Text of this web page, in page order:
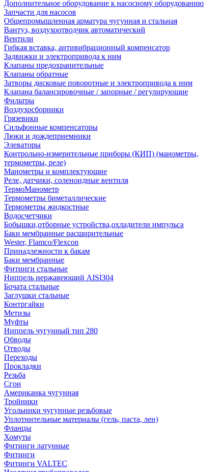
Дополнительное оборудование к насосному оборудованию
Запчасти для насосов
Общепромышленная арматура чугунная и стальная
Вантуз, воздухоотводчик автоматический
Вентили
Гибкая вставка, антивибрационный компенсатор
Задвижки и электропривода к ним
Клапаны предохранительные
Клапаны обратные
Затворы дисковые поворотные и электропривода к ним
Клапана балансировочные / запорные / регулирующие
Фильтры
Воздухосборники
Грязевики
Сильфонные компенсаторы
Люки и дождеприемники
Элеваторы
Контрольно-измерительные приборы (КИП) (манометры,
термометры, реле)
Манометры и комплектующие
Реле, датчики, соленоидные вентиля
ТермоМанометр
Термометры биметаллические
Термометры жидкостные
Водосчетчики
Бобышки,отборные устройства,охладители импульса
Баки мембранные расширительные
Wester, Flamco/Flexcon
Принадлежности к бакам
Баки мембранные
Фитинги стальные
Ниппель нержавеющий AISI304
Бочата стальные
Заглушки стальные
Контргайки
Метизы
Муфты
Ниппель чугунный тип 280
Обводы
Отводы
Переходы
Прокладки
Резьба
Сгон
Американка чугунная
Тройники
Угольники чугунные резьбовые
Уплотнительные материалы (гель, паста, лен)
Фланцы
Хомуты
Фитинги латунные
Фитинги
Фитинги VALTEC